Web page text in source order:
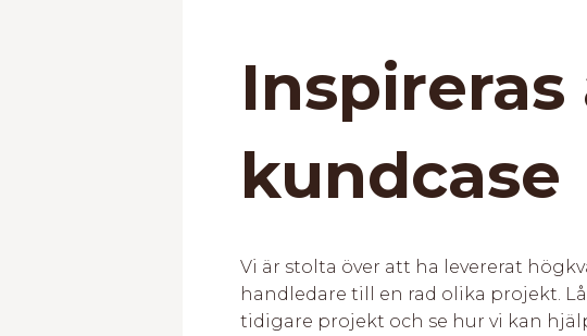
Inspireras
kundcase
Vi är stolta över att ha levererat
handledare till en rad olika projekt.
tidigare projekt och se hur vi kan